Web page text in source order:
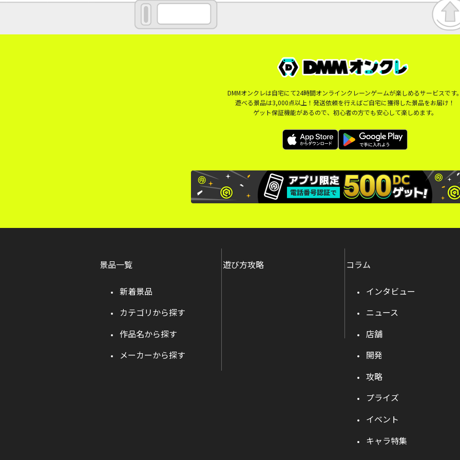
DMMオンクレは自宅にて24時間オンラインクレーンゲームが楽しめるサービスです
遊べる景品は3,000点以上！発送依頼を行えばご自宅に獲得した景品をお届け！
ゲット保証機能があるので、初心者の方でも安心して楽しめます。
景品一覧
新着景品
カテゴリから探す
作品名から探す
メーカーから探す
遊び方攻略 コラム
インタビュー
ニュース
店舗
開発
攻略
プライズ
イベント
キャラ特集